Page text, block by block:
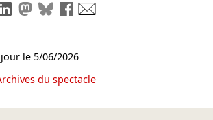
Partager le lien
Partager sur LinkedIn
Partager sur Mastodon
Partager sur Bluesky
Partager sur Facebook
le 5/06/2026
du spectacle